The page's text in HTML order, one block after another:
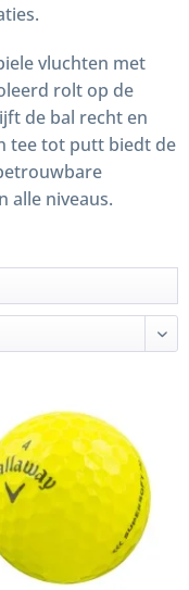
vluchten met
rolt op de
de bal recht en
tee tot putt biedt de
alle niveaus.